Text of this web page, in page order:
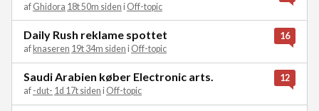
af Ghidora 18t 50m siden i Off-topic
Daily Rush reklame spottet
af knaseren 19t 34m siden i Off-topic
16
Saudi Arabien køber Electronic arts.
af -dut- 1d 17t siden i Off-topic
12